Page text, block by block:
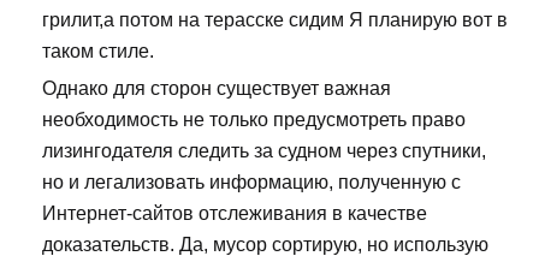
грилит,а потом на терасске сидим Я планирую вот в
таком стиле.
Однако для сторон существует важная
необходимость не только предусмотреть право
лизингодателя следить за судном через спутники,
но и легализовать информацию, полученную с
Интернет-сайтов отслеживания в качестве
доказательств. Да, мусор сортирую, но использую